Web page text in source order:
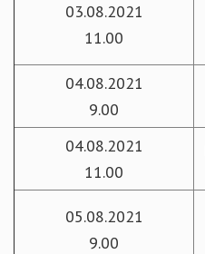
03.08.2021
11.00
04.08.2021
9.00
04.08.2021
11.00
05.08.2021
9.00